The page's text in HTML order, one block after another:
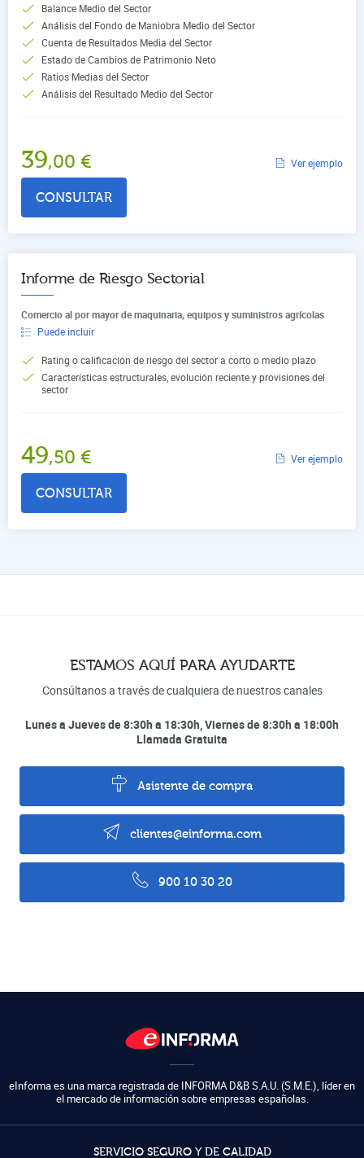
Balance Medio del Sector
Análisis del Fondo de Maniobra Medio del Sector
Cuenta de Resultados Media del Sector
Estado de Cambios de Patrimonio Neto
Ratios Medias del Sector
Análisis del Resultado Medio del Sector
39,00 € Ver ejemplo
CONSULTAR
Informe de Riesgo Sectorial
Comercio al por mayor de maquinaria, equipos y suministros agrícolas
Puede incluir
Rating o calificación de riesgo del sector a corto o medio plazo
Características estructurales, evolución reciente y provisiones del
sector
49,50 € Ver ejemplo
CONSULTAR
ESTAMOS AQUÍ PARA AYUDARTE
Consúltanos a través de cualquiera de nuestros canales
Lunes a Jueves de 8:30h a 18:30h, Viernes de 8:30h a 18:00h
Llamada Gratuita
Asistente de compra
clientes@einforma.com
900 10 30 20
eInforma es una marca registrada de INFORMA D&B S.A.U. (S.M.E.), líder en
el mercado de información sobre empresas españolas.
SERVICIO SEGURO Y DE CALIDAD